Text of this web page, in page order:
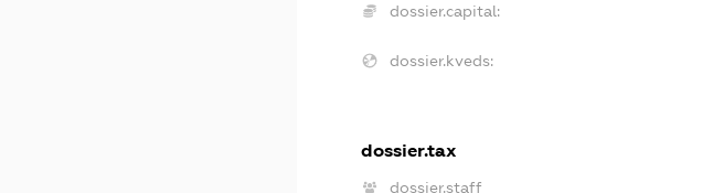
dossier.capital:
dossier.kveds:
dossier.tax
dossier.staff